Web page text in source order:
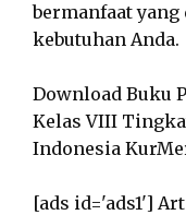
bermanfaat
kebutuhan Anda.
Download Buku
Kelas VIII
Indonesia
[ads id='ads1']